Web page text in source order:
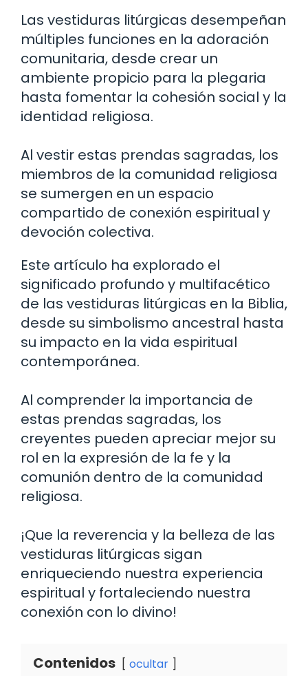
Las vestiduras litúrgicas desempeñan
múltiples funciones en la adoración
comunitaria, desde crear un
ambiente propicio para la plegaria
hasta fomentar la cohesión social y la
identidad religiosa.
Al vestir estas prendas sagradas, los
miembros de la comunidad religiosa
se sumergen en un espacio
compartido de conexión espiritual y
devoción colectiva.
Este artículo ha explorado el
significado profundo y multifacético
de las vestiduras litúrgicas en la Biblia,
desde su simbolismo ancestral hasta
su impacto en la vida espiritual
contemporánea.
Al comprender la importancia de
estas prendas sagradas, los
creyentes pueden apreciar mejor su
rol en la expresión de la fe y la
comunión dentro de la comunidad
religiosa.
¡Que la reverencia y la belleza de las
vestiduras litúrgicas sigan
enriqueciendo nuestra experiencia
espiritual y fortaleciendo nuestra
conexión con lo divino!
Contenidos ocultar